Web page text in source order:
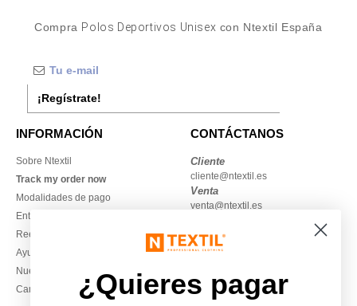
Compra Polos Deportivos Unisex con Ntextil España
¡Regístrate!
INFORMACIÓN
Sobre Ntextil
Track my order now
Modalidades de pago
Entrega
Reembolsos / devoluciones
Ayuda & FAQs
Nuestros compromisos
Camisetas locales al por mayor
CONTÁCTANOS
Cliente
cliente@ntextil.es
Venta
venta@ntextil.es
930 410 200
Viernes: 10:00–14:00
¿Quieres pagar